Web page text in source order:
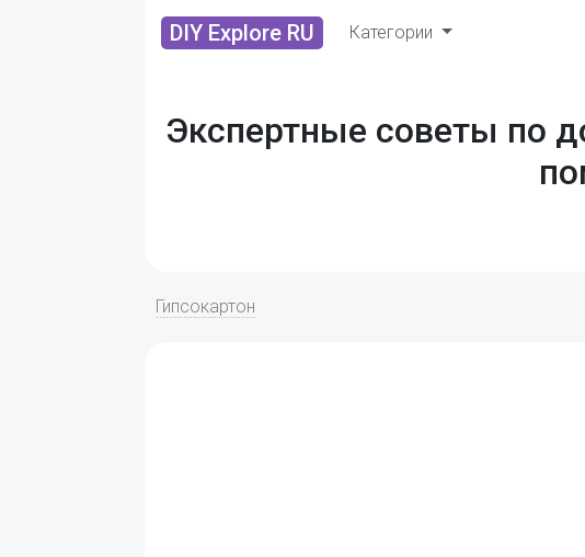
DIY Explore RU Категории
Экспертные советы по
Гипсокартон